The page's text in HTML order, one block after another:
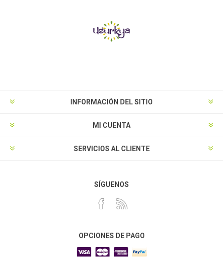
INFORMACIÓN DEL SITIO
MI CUENTA
SERVICIOS AL CLIENTE
SÍGUENOS
OPCIONES DE PAGO